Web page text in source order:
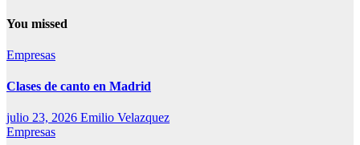
You missed
Empresas
Clases de canto en Madrid
julio 23, 2026 Emilio Velazquez
Empresas